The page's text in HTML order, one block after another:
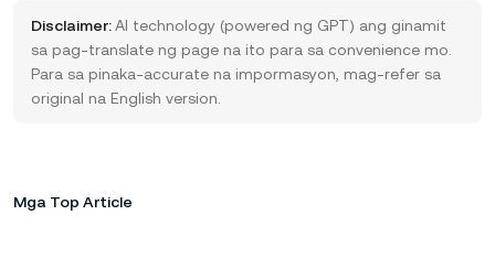
Disclaimer:AI technology (powered ng GPT) ang ginamit
sa pag-translate ng page na ito para sa convenience mo.
Para sa pinaka-accurate na impormasyon, mag-refer sa
original na English version.
Mga Top Article